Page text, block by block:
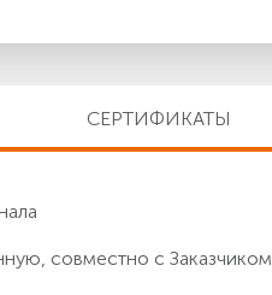
СЕРТИФИКАТЫ
совместно с Заказчиком